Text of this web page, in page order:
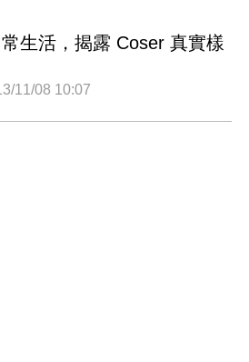
生活，揭露 Coser 真實樣
11/08 10:07